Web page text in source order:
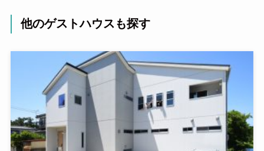
他のゲストハウスも探す